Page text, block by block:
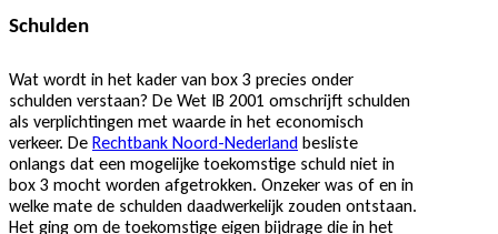
Schulden
Wat wordt in het kader van box 3 precies onder
schulden verstaan? De Wet IB 2001 omschrijft schulden
als verplichtingen met waarde in het economisch
verkeer. De Rechtbank Noord-Nederland besliste
onlangs dat een mogelijke toekomstige schuld niet in
box 3 mocht worden afgetrokken. Onzeker was of en in
welke mate de schulden daadwerkelijk zouden ontstaan.
Het ging om de toekomstige eigen bijdrage die in het